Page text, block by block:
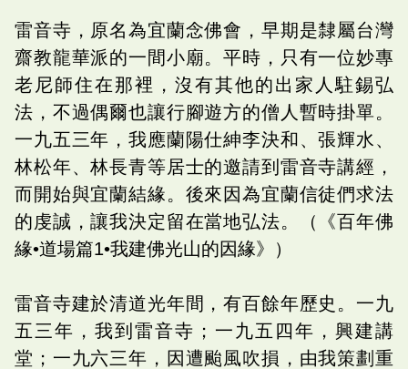
雷音寺，原名為宜蘭念佛會，早期是隸屬台灣
齋教龍華派的一間小廟。平時，只有一位妙專
老尼師住在那裡，沒有其他的出家人駐錫弘
法，不過偶爾也讓行腳遊方的僧人暫時掛單。
一九五三年，我應蘭陽仕紳李決和、張輝水、
林松年、林長青等居士的邀請到雷音寺講經，
而開始與宜蘭結緣。後來因為宜蘭信徒們求法
的虔誠，讓我決定留在當地弘法。（《百年佛
緣•道場篇1•我建佛光山的因緣》）
雷音寺建於清道光年間，有百餘年歷史。一九
五三年，我到雷音寺；一九五四年，興建講
堂；一九六三年，因遭颱風吹損，由我策劃重